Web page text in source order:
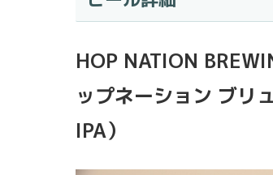
HOP NATION
ップネーション ブリ
IPA）